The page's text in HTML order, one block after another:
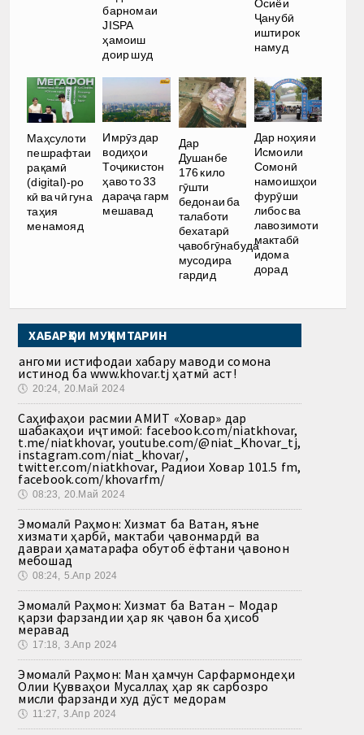
барномаи
JISPA
ҳамоиш
доир шуд
Осиёи
Ҷанубӣ
иштирок
намуд
Маҳсулоти
пешрафтаи
рақамӣ
(digital)-ро
кӣ ва чӣ гуна
таҳия
менамояд
Имрӯз дар
водиҳои
Тоҷикистон
ҳаво то 33
дараҷа гарм
мешавад
Дар
Душанбе
176 кило
гӯшти
бедонаи ба
талаботи
бехатарӣ
ҷавобгӯнабуда
мусодира
гардид
Дар ноҳияи
Исмоили
Сомонӣ
намоишҳои
фурӯши
либос ва
лавозимоти
мактабӣ
идома
дорад
ХАБАРҲОИ МУҲИМТАРИН
Ҳангоми истифодаи хабару маводи сомона
истинод ба www.khovar.tj ҳатмӣ аст!
🕔 20:24, 20.Май 2024
Саҳифаҳои расмии АМИТ «Ховар» дар
шабакаҳои иҷтимоӣ: facebook.com/niatkhovar,
t.me/niatkhovar, youtube.com/@niat_Khovar_tj,
instagram.com/niat_khovar/,
twitter.com/niatkhovar, Радиои Ховар 101.5 fm,
facebook.com/khovarfm/
🕔 08:23, 20.Май 2024
Эмомалӣ Раҳмон: Хизмат ба Ватан, яъне
хизмати ҳарбӣ, мактаби ҷавонмардӣ ва
давраи ҳаматарафа обутоб ёфтани ҷавонон
мебошад
🕔 08:24, 5.Апр 2024
Эмомалӣ Раҳмон: Хизмат ба Ватан – Модар
қарзи фарзандии ҳар як ҷавон ба ҳисоб
меравад
🕔 17:18, 3.Апр 2024
Эмомалӣ Раҳмон: Ман ҳамчун Сарфармондеҳи
Олии Қувваҳои Мусаллаҳ ҳар як сарбозро
мисли фарзанди худ дӯст медорам
🕔 11:27, 3.Апр 2024